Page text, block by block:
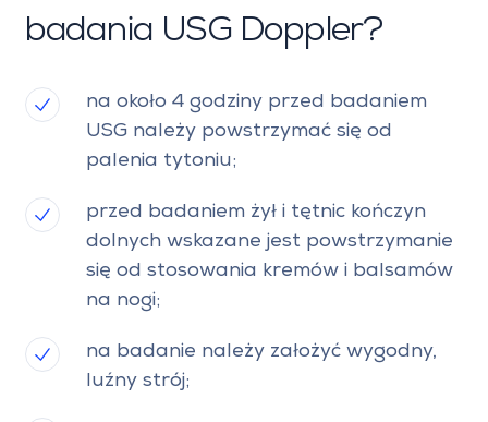
badania USG Doppler?
na około 4 godziny przed badaniem
USG należy powstrzymać się od
palenia tytoniu;
przed badaniem żył i tętnic kończyn
dolnych wskazane jest powstrzymanie
się od stosowania kremów i balsamów
na nogi;
na badanie należy założyć wygodny,
luźny strój;